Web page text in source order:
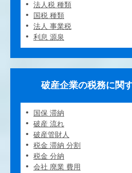
法人税 種類
国税 種類
法人 事業税
利息 源泉
破産企業の税務に関
国保 滞納
破産 流れ
破産管財人
税金 滞納 分割
税金 分納
会社 廃業 費用